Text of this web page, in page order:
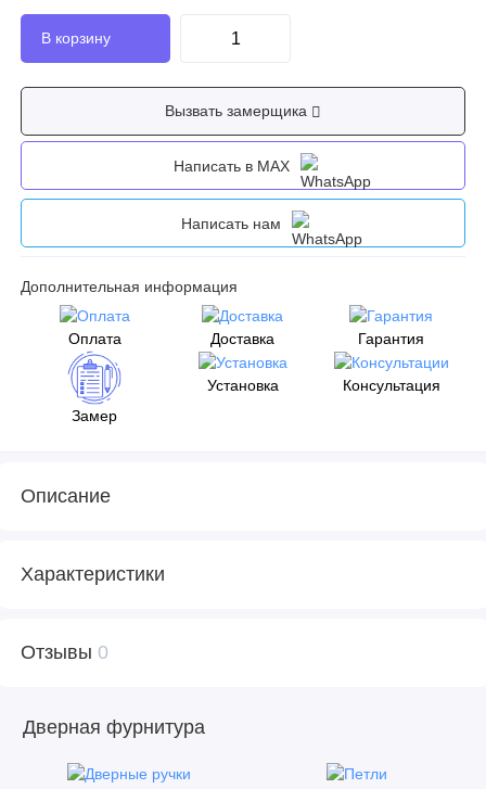
Вызвать замерщика
Написать в MAX
Написать нам
Дополнительная информация
Оплата Доставка Гарантия
Замер
Установка Консультация
Описание
Характеристики
Отзывы 0
Дверная фурнитура